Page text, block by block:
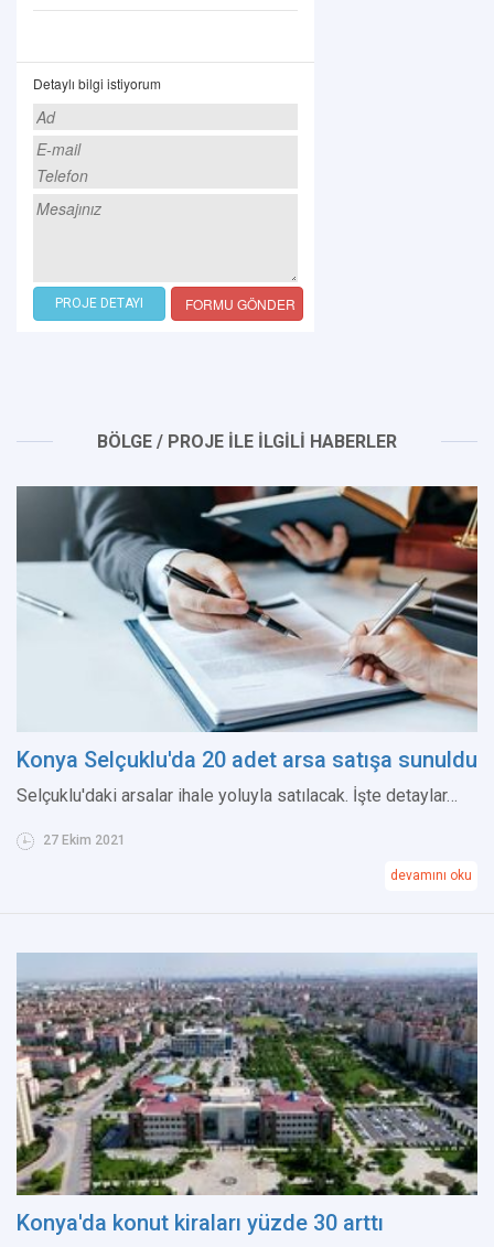
Detaylı bilgi istiyorum
PROJE DETAYI FORMU GÖNDER
BÖLGE / PROJE İLE İLGİLİ HABERLER
Konya Selçuklu'da 20 adet arsa satışa sunuldu
Selçuklu'daki arsalar ihale yoluyla satılacak. İşte detaylar…
27 Ekim 2021
devamını oku
Konya'da konut kiraları yüzde 30 arttı